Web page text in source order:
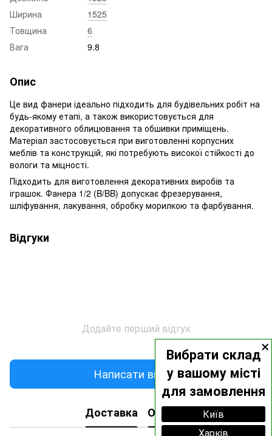
×
Вибрати склад
у вашому місті
для замовлення
Київ
Харків
Ширина
1525
Товщина
6
Вага
9.8
Опис
Це вид фанери ідеально підходить для будівельних робіт на
будь-якому етапі, а також використовується для
декоративного облицювання та обшивки приміщень.
Матеріал застосовується при виготовленні корпусних
меблів та конструкцій, які потребують високої стійкості до
вологи та міцності.
Підходить для виготовлення декоративних виробів та
іграшок. Фанера 1/2 (B/BB) допускає фрезерування,
шліфування, лакування, обробку морилкою та фарбування.
Відгуки
Додайте перший відгук
Написати відгук
Доставка Оплата